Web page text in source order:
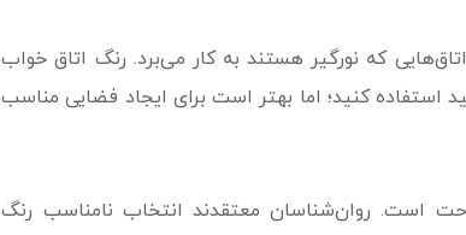
که نورگیر هستند به کار می‌برد. رنگ اتاق خواب
استفاده کنید؛ اما بهتر است برای ایجاد فضایی مناسب
است. روان‌شناسان معتقدند انتخاب نامناسب رنگ